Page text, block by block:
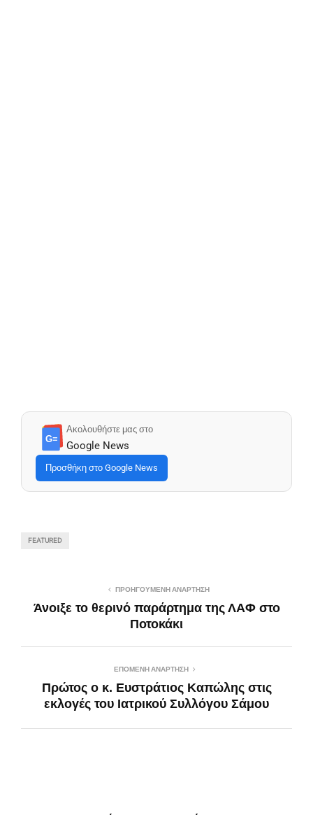
G≡
Ακολουθήστε μας στο
Google News
Προσθήκη στο Google News
FEATURED
ΠΡΟΗΓΟΎΜΕΝΗ ΑΝΆΡΤΗΣΗ
Άνοιξε το θερινό παράρτημα της ΛΑΦ στο
Ποτοκάκι
ΕΠΌΜΕΝΗ ΑΝΆΡΤΗΣΗ
Πρώτος ο κ. Ευστράτιος Καπώλης στις
εκλογές του Ιατρικού Συλλόγου Σάμου